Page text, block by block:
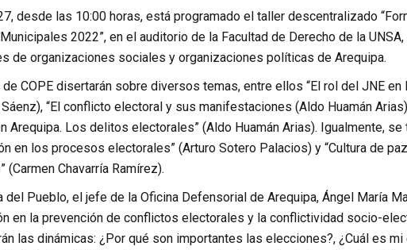
desde las 10:00 horas, está programado el taller descentralizado
2022”, en el auditorio de la Facultad de Derecho de la
de organizaciones sociales y organizaciones políticas de Arequipa.
COPE disertarán sobre diversos temas, entre ellos “El rol del JNE
“El conflicto electoral y sus manifestaciones (Aldo Huamán
Arequipa. Los delitos electorales” (Aldo Huamán Arias). Igualmente,
en los procesos electorales” (Arturo Sotero Palacios) y “Cultura de
(Carmen Chavarría Ramírez).
del Pueblo, el jefe de la Oficina Defensorial de Arequipa, Ángel María
en la prevención de conflictos electorales y la conflictividad socio-
las dinámicas: ¿Por qué son importantes las elecciones?, ¿Cuál es